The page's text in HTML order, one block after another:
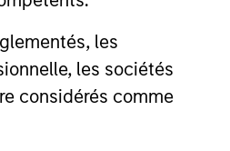
les
les sociétés
considérés comme
mentioned